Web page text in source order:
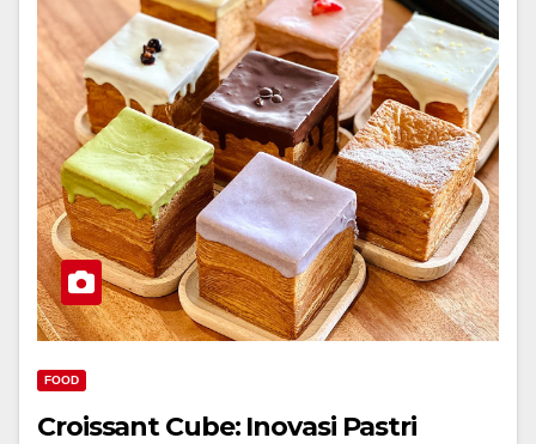
FOOD
Croissant Cube: Inovasi Pastri